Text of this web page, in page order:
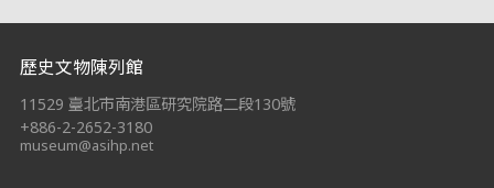
:::
歷史文物陳列館
11529 臺北市南港區研究院路二段130號
+886-2-2652-3180
museum@asihp.net